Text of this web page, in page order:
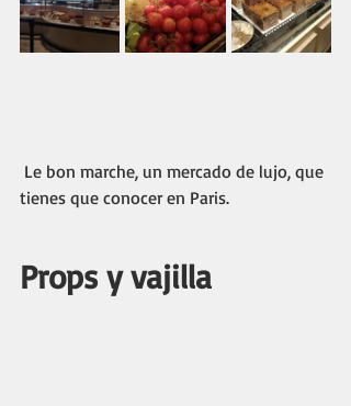
tienes que conocer en Paris.
Props y vajilla